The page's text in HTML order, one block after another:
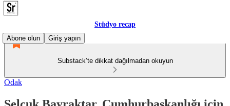
Stüdyo recap
Abone olun
Giriş yapın
Substack’te dikkat dağılmadan okuyun
Odak